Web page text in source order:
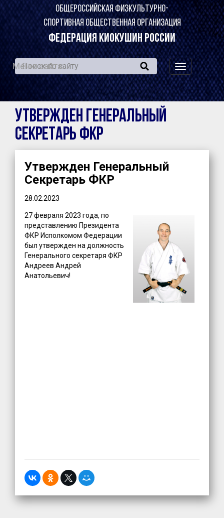
ОБЩЕРОССИЙСКАЯ ФИЗКУЛЬТУРНО-
СПОРТИВНАЯ ОБЩЕСТВЕННАЯ ОРГАНИЗАЦИЯ
ФЕДЕРАЦИЯ КИОКУШИН РОССИИ
навигация
по
сайту
Меню сайта:
Утвержден Генеральный
Секретарь ФКР
Утвержден Генеральный
Секретарь ФКР
28.02.2023
27 февраля 2023 года, по
представлению Президента
ФКР Исполкомом Федерации
был утвержден на должность
Генерального секретаря ФКР
Андреев Андрей
Анатольевич!